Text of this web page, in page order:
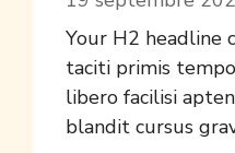
Your H2 headline
taciti primis
libero facilisi
blandit cursus